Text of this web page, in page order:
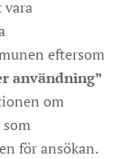
vara
eftersom
användning”
om
som
för ansökan.